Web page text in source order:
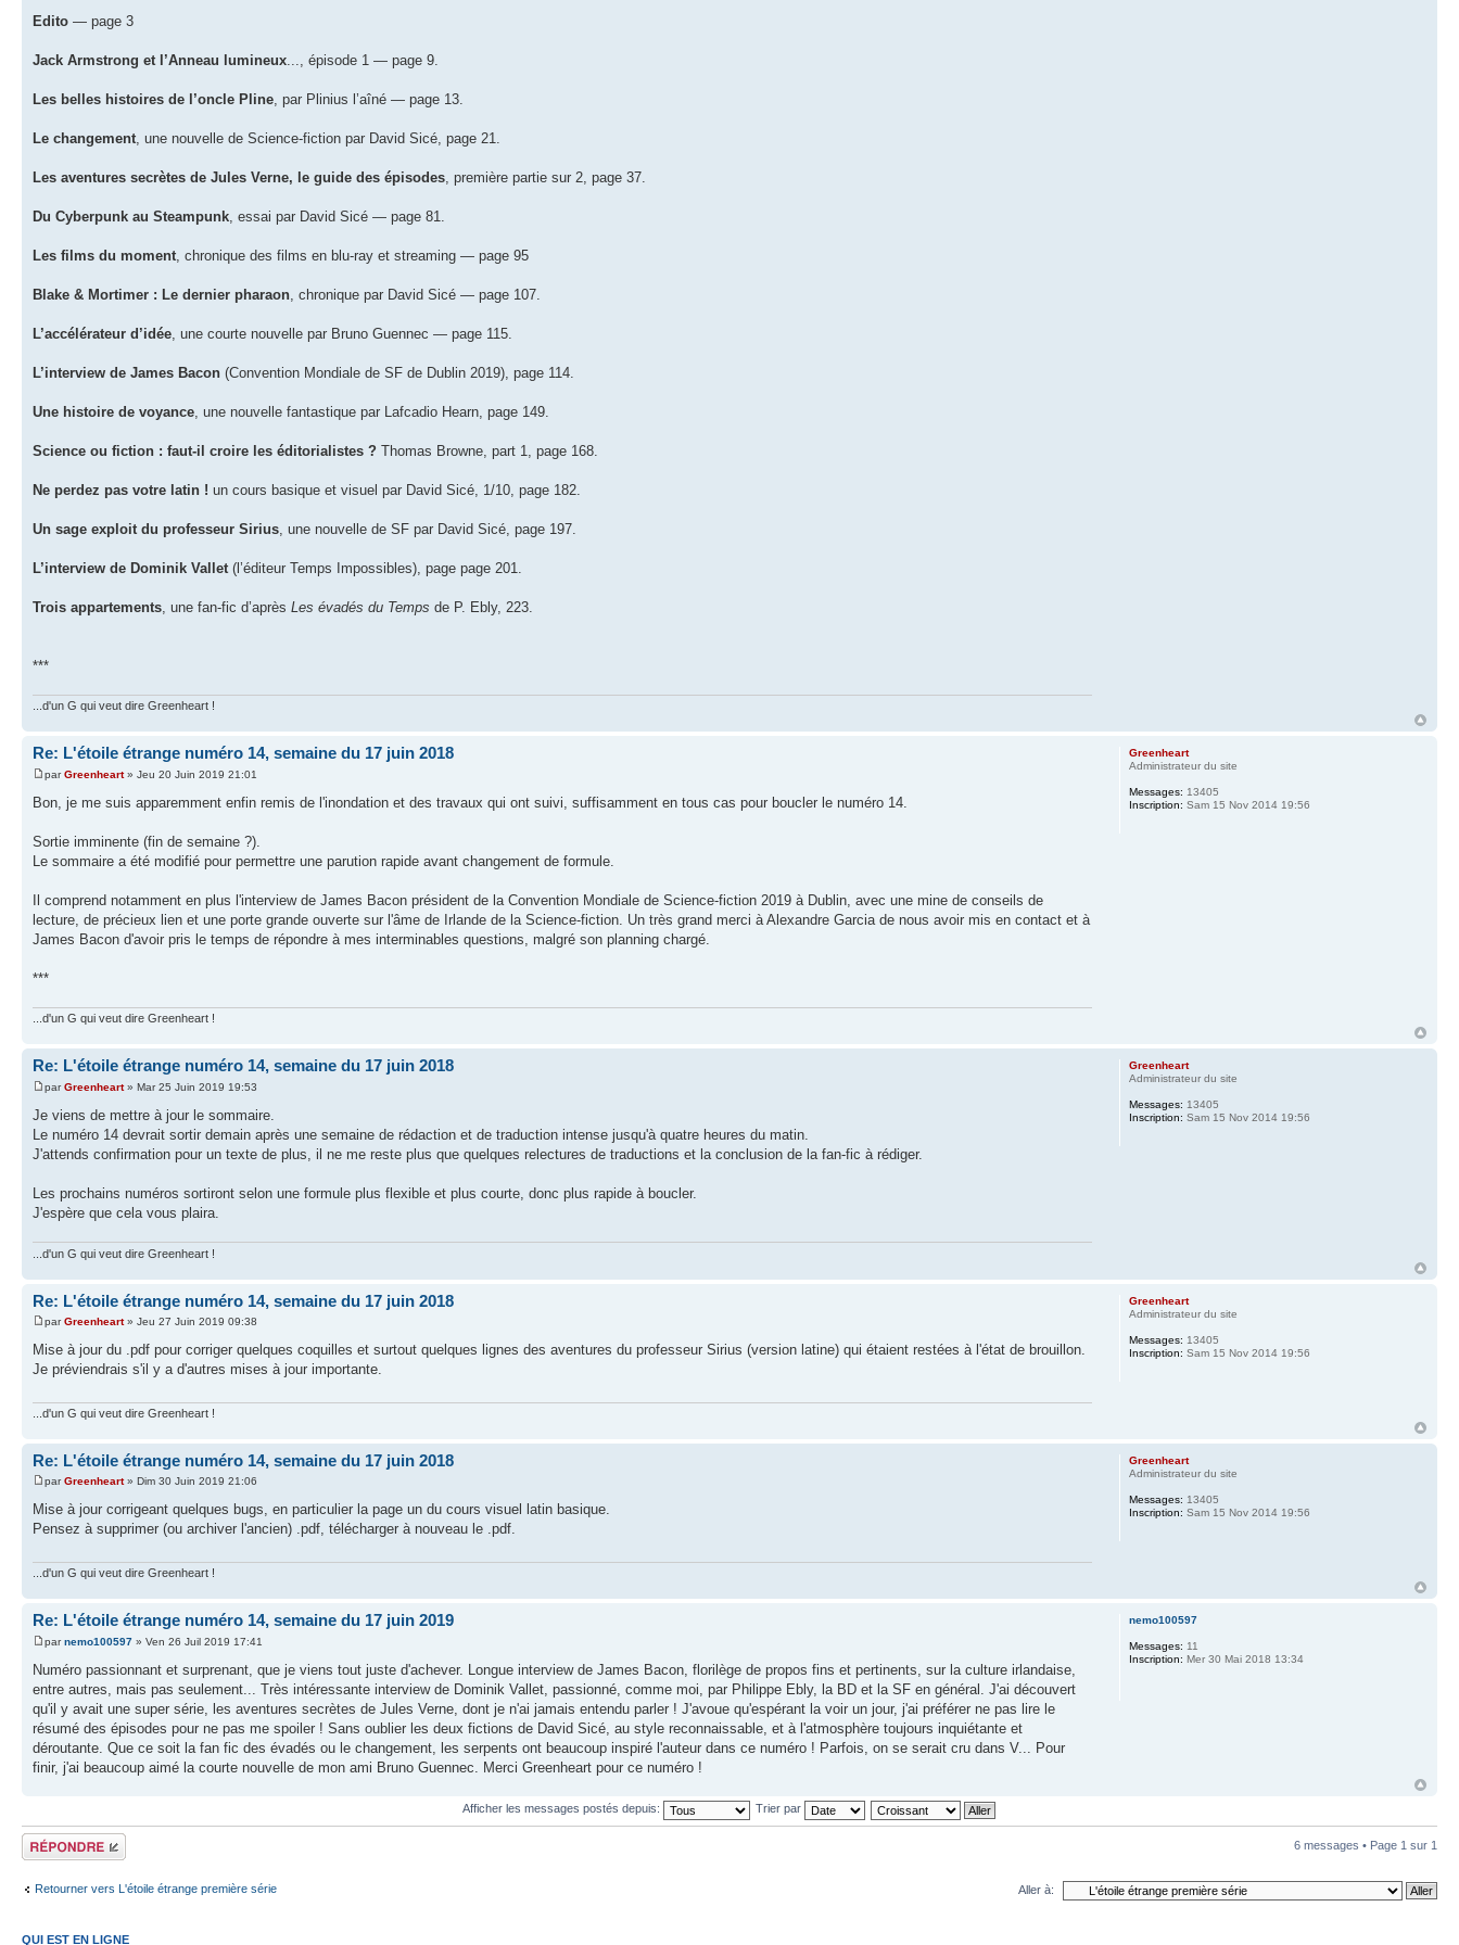
Edito — page 3
Jack Armstrong et l’Anneau lumineux ..., épisode 1 — page 9.
Les belles histoires de l’oncle Pline , par Plinius l’aîné — page 13.
Le changement , une nouvelle de Science-fiction par David Sicé, page 21.
Les aventures secrètes de Jules Verne, le guide des épisodes , première partie sur 2, page 37.
Du Cyberpunk au Steampunk , essai par David Sicé — page 81.
Les films du moment , chronique des films en blu-ray et streaming — page 95
Blake & Mortimer : Le dernier pharaon , chronique par David Sicé — page 107.
L’accélérateur d’idée , une courte nouvelle par Bruno Guennec — page 115.
L’interview de James Bacon (Convention Mondiale de SF de Dublin 2019), page 114.
Une histoire de voyance , une nouvelle fantastique par Lafcadio Hearn, page 149.
Science ou fiction : faut-il croire les éditorialistes ? Thomas Browne, part 1, page 168.
Ne perdez pas votre latin ! un cours basique et visuel par David Sicé, 1/10, page 182.
Un sage exploit du professeur Sirius , une nouvelle de SF par David Sicé, page 197.
L’interview de Dominik Vallet (l’éditeur Temps Impossibles), page page 201.
Trois appartements , une fan-fic d’après Les évadés du Temps de P. Ebly, 223.
***
...d'un G qui veut dire Greenheart !
Re: L'étoile étrange numéro 14, semaine du 17 juin 2018
parGreenheart» Jeu 20 Juin 2019 21:01
Bon, je me suis apparemment enfin remis de l'inondation et des travaux qui ont suivi, suffisamment en tous cas pour boucler le numéro 14.
Sortie imminente (fin de semaine ?).
Le sommaire a été modifié pour permettre une parution rapide avant changement de formule.
Il comprend notamment en plus l'interview de James Bacon président de la Convention Mondiale de Science-fiction 2019 à Dublin, avec une mine de conseils de
lecture, de précieux lien et une porte grande ouverte sur l'âme de Irlande de la Science-fiction. Un très grand merci à Alexandre Garcia de nous avoir mis en contact et à
James Bacon d'avoir pris le temps de répondre à mes interminables questions, malgré son planning chargé.
***
...d'un G qui veut dire Greenheart !
Greenheart
Administrateur du site
Messages: 13405
Inscription: Sam 15 Nov 2014 19:56
Re: L'étoile étrange numéro 14, semaine du 17 juin 2018
parGreenheart» Mar 25 Juin 2019 19:53
Je viens de mettre à jour le sommaire.
Le numéro 14 devrait sortir demain après une semaine de rédaction et de traduction intense jusqu'à quatre heures du matin.
J'attends confirmation pour un texte de plus, il ne me reste plus que quelques relectures de traductions et la conclusion de la fan-fic à rédiger.
Les prochains numéros sortiront selon une formule plus flexible et plus courte, donc plus rapide à boucler.
J'espère que cela vous plaira.
...d'un G qui veut dire Greenheart !
Greenheart
Administrateur du site
Messages: 13405
Inscription: Sam 15 Nov 2014 19:56
Re: L'étoile étrange numéro 14, semaine du 17 juin 2018
parGreenheart» Jeu 27 Juin 2019 09:38
Mise à jour du .pdf pour corriger quelques coquilles et surtout quelques lignes des aventures du professeur Sirius (version latine) qui étaient restées à l'état de brouillon.
Je préviendrais s'il y a d'autres mises à jour importante.
...d'un G qui veut dire Greenheart !
Greenheart
Administrateur du site
Messages: 13405
Inscription: Sam 15 Nov 2014 19:56
Re: L'étoile étrange numéro 14, semaine du 17 juin 2018
parGreenheart» Dim 30 Juin 2019 21:06
Mise à jour corrigeant quelques bugs, en particulier la page un du cours visuel latin basique.
Pensez à supprimer (ou archiver l'ancien) .pdf, télécharger à nouveau le .pdf.
...d'un G qui veut dire Greenheart !
Greenheart
Administrateur du site
Messages: 13405
Inscription: Sam 15 Nov 2014 19:56
Re: L'étoile étrange numéro 14, semaine du 17 juin 2019
parnemo100597 » Ven 26 Juil 2019 17:41
Numéro passionnant et surprenant, que je viens tout juste d'achever. Longue interview de James Bacon, florilège de propos fins et pertinents, sur la culture irlandaise,
entre autres, mais pas seulement... Très intéressante interview de Dominik Vallet, passionné, comme moi, par Philippe Ebly, la BD et la SF en général. J'ai découvert
qu'il y avait une super série, les aventures secrètes de Jules Verne, dont je n'ai jamais entendu parler ! J'avoue qu'espérant la voir un jour, j'ai préférer ne pas lire le
résumé des épisodes pour ne pas me spoiler ! Sans oublier les deux fictions de David Sicé, au style reconnaissable, et à l'atmosphère toujours inquiétante et
déroutante. Que ce soit la fan fic des évadés ou le changement, les serpents ont beaucoup inspiré l'auteur dans ce numéro ! Parfois, on se serait cru dans V... Pour
finir, j'ai beaucoup aimé la courte nouvelle de mon ami Bruno Guennec. Merci Greenheart pour ce numéro !
nemo100597
Messages: 11
Inscription: Mer 30 Mai 2018 13:34
Afficher les messages postés depuis: Trier par
Répondre 6 messages • Page 1 sur 1
Retourner vers L'étoile étrange première série Aller à:
QUI EST EN LIGNE